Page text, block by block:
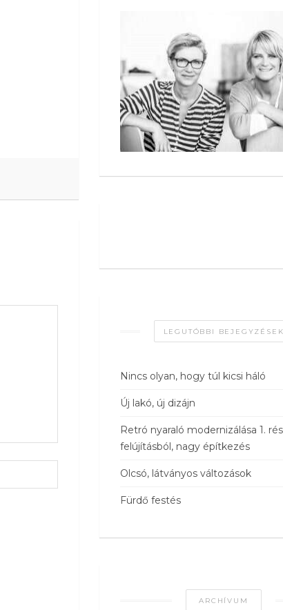
LEGUTÓBBI BEJEGYZÉSEK
Nincs olyan, hogy túl kicsi háló
Új lakó, új dizájn
Retró nyaraló modernizálása 1.
felújításból, nagy építkezés
Olcsó, látványos változások
Fürdő festés
ARCHÍVUM